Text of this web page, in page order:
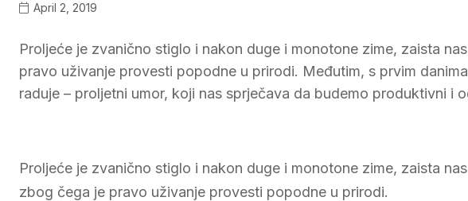
April 2, 2019
Proljeće je zvanično stiglo i nakon duge i monotone zime, zaista
pravo uživanje provesti popodne u prirodi. Međutim, s prvim
raduje – proljetni umor, koji nas sprječava da budemo produktivni i
Proljeće je zvanično stiglo i nakon duge i monotone zime, zaista
zbog čega je pravo uživanje provesti popodne u prirodi.